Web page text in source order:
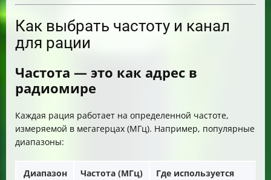
Как выбрать частоту и канал
для рации
Частота — это как адрес в
радиомире
Каждая рация работает на определенной частоте,
измеряемой в мегагерцах (МГц). Например, популярные
диапазоны:
Диапазон Частота (МГц) Где используется